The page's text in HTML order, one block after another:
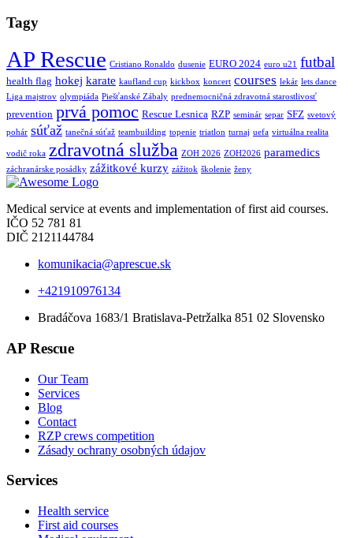
Tagy
AP Rescue Cristiano Ronaldo dusenie EURO 2024 euro u21 futbal
health flag hokej karate kaufland cup kickbox koncert courses lekár lets dance
Liga majstrov olympiáda Piešťanské Zábaly prednemocničná zdravotná starostlivosť
prevention prvá pomoc Rescue Lesnica RZP seminár separ SFZ svetový
pohár súťaž tanečná súťaž teambuilding topenie triatlon turnaj uefa virtuálna realita
vodič roka zdravotná služba ZOH 2026 ZOH2026 paramedics
záchranárske posádky zážitkové kurzy zážitok školenie ženy
Medical service at events and implementation of first aid courses.
IČO 52 781 81
DIČ 2121144784
komunikacia@aprescue.sk
+421910976134
Bradáčova 1683/1 Bratislava-Petržalka 851 02 Slovensko
AP Rescue
Our Team
Services
Blog
Contact
RZP crews competition
Zásady ochrany osobných údajov
Services
Health service
First aid courses